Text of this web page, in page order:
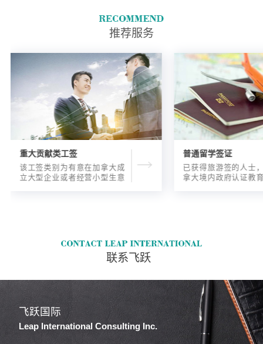
的 "快速通道 "档案时附上测试
结果。
推荐服务
重大贡献类工签
该工签类别为有意在加拿大成
立大型企业或者经营小型生意
普通留学签证
已获得旅游签的人士
拿大境内政府认证教
联系飞跃
飞跃国际
Leap International Consulting Inc.